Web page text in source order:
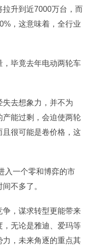
升到近7000万台，而
，这意味着，全行业
毕竟去年电动两轮车
去想象力，并不为
能过剩，会迫使两轮
很可能是卷价格，这
入一个零和博弈的市
不多了。
，谋求转型更能带来
无论是雅迪、爱玛等
，未来角逐的重点其